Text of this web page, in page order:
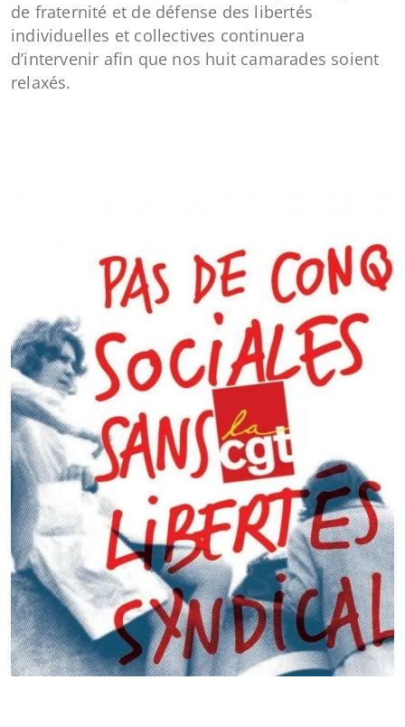
de fraternité et de défense des libertés
individuelles et collectives continuera
d’intervenir afin que nos huit camarades soient
relaxés.